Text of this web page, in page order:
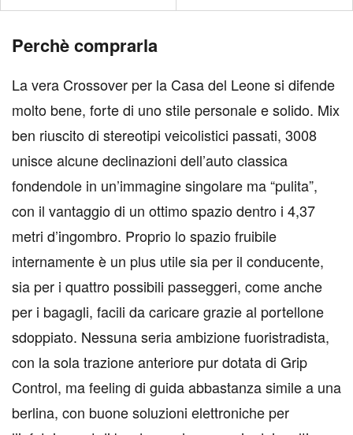
Perchè comprarla
La vera Crossover per la Casa del Leone si difende
molto bene, forte di uno stile personale e solido. Mix
ben riuscito di stereotipi veicolistici passati, 3008
unisce alcune declinazioni dell’auto classica
fondendole in un’immagine singolare ma “pulita”,
con il vantaggio di un ottimo spazio dentro i 4,37
metri d’ingombro. Proprio lo spazio fruibile
internamente è un plus utile sia per il conducente,
sia per i quattro possibili passeggeri, come anche
per i bagagli, facili da caricare grazie al portellone
sdoppiato. Nessuna seria ambizione fuoristradista,
con la sola trazione anteriore pur dotata di Grip
Control, ma feeling di guida abbastanza simile a una
berlina, con buone soluzioni elettroniche per